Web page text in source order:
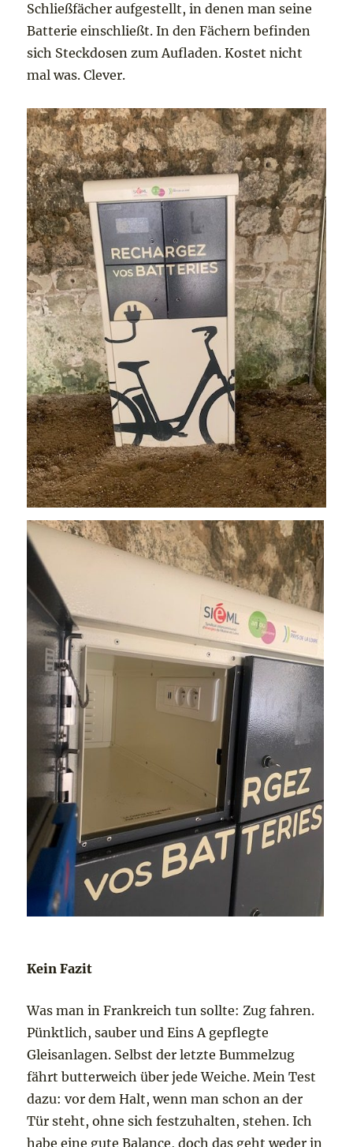
Schließfächer aufgestellt, in denen man seine
Batterie einschließt. In den Fächern befinden
sich Steckdosen zum Aufladen. Kostet nicht
mal was. Clever.
Kein Fazit
Was man in Frankreich tun sollte: Zug fahren.
Pünktlich, sauber und Eins A gepflegte
Gleisanlagen. Selbst der letzte Bummelzug
fährt butterweich über jede Weiche. Mein Test
dazu: vor dem Halt, wenn man schon an der
Tür steht, ohne sich festzuhalten, stehen. Ich
habe eine gute Balance, doch das geht weder in